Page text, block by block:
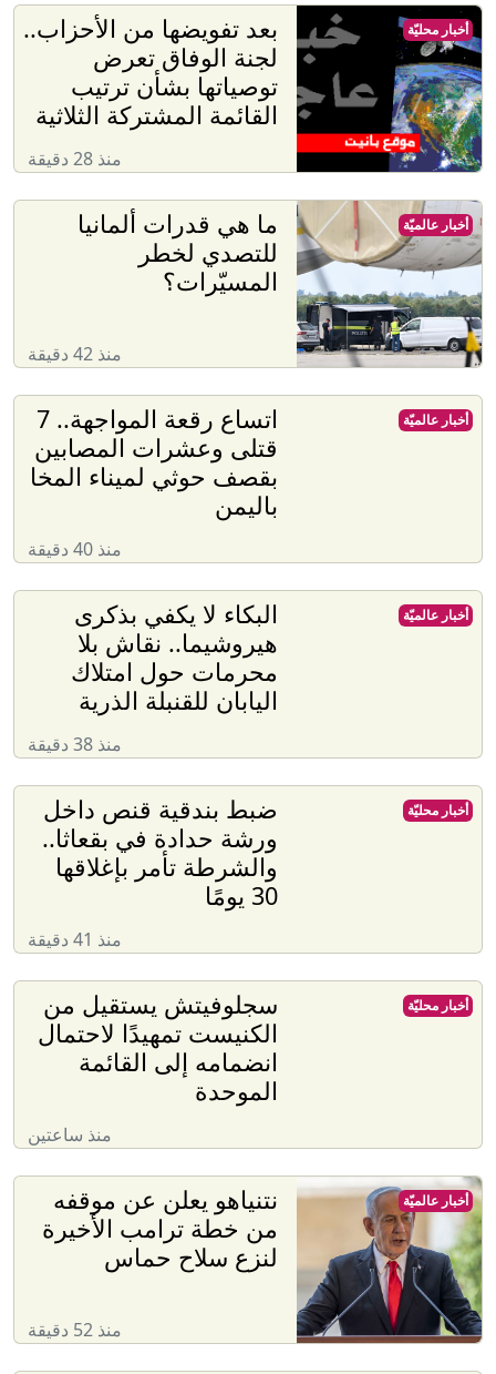
بعد تفويضها من الأحزاب..
لجنة الوفاق تعرض
توصياتها بشأن ترتيب
القائمة المشتركة الثلاثية
منذ 28 دقيقة
أخبار محليّة
ما هي قدرات ألمانيا
للتصدي لخطر
المسيّرات؟
منذ 42 دقيقة
أخبار عالميّة
اتساع رقعة المواجهة.. 7
قتلى وعشرات المصابين
بقصف حوثي لميناء المخا
باليمن
منذ 40 دقيقة
أخبار عالميّة
البكاء لا يكفي بذكرى
هيروشيما.. نقاش بلا
محرمات حول امتلاك
اليابان للقنبلة الذرية
منذ 38 دقيقة
أخبار عالميّة
ضبط بندقية قنص داخل
ورشة حدادة في بقعاثا..
والشرطة تأمر بإغلاقها
30 يومًا
منذ 41 دقيقة
أخبار محليّة
سجلوفيتش يستقيل من
الكنيست تمهيدًا لاحتمال
انضمامه إلى القائمة
الموحدة
منذ ساعتين
أخبار محليّة
نتنياهو يعلن عن موقفه
من خطة ترامب الأخيرة
لنزع سلاح حماس
منذ 52 دقيقة
أخبار عالميّة